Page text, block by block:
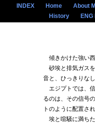
INDEX Home About
History
ENG
傾きかけた強い西
砂埃と排気ガス
音と、ひっきりな
エジプトでは、
るのは、その信号
トのように配置さ
埃と喧騒に満ちた